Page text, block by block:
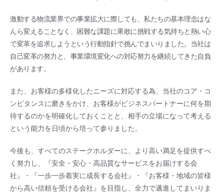
激動する物流業界での事業拡大に際しても、私たちの基本理念はな
んら変えることなく、困難な課題に果敢に挑戦する気持ちと熱い心
で変革を追求しようという行動指針で挑んでまいりました。当社は
自己変革の努力と、事業環境変化への対応努力を継続してきた自負
があります。
また、お客様の多様化したニーズに対応する為、当社のコア・コ
ンピタンスに磨きをかけ、お客様がビジネスパートナーに何を期
待するのかを明確化しておくことと、相手の立場になって考える
という能力を日頃から培って参りました。
今後も、すべてのステークホルダーに、より高い満足を提供すべ
く努力し、『安全・安心・高品質なサービスをお届けする会
社』・『一歩一歩着実に成長する会社』・『お客様・地域の皆様
から高い信頼を受ける会社』を目指し、全力で邁進してまいりま